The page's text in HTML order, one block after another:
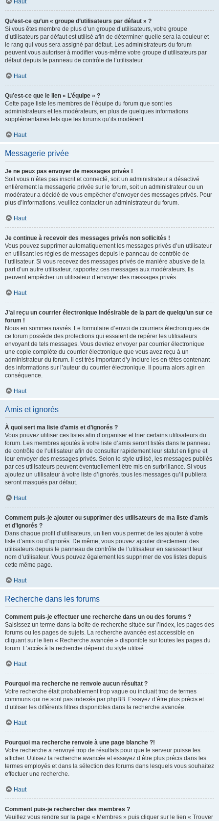
Haut
Qu’est-ce qu’un « groupe d’utilisateurs par défaut » ?
Si vous êtes membre de plus d’un groupe d’utilisateurs, votre groupe
d’utilisateurs par défaut est utilisé afin de déterminer quelle sera la couleur et
le rang qui vous sera assigné par défaut. Les administrateurs du forum
peuvent vous autoriser à modifier vous-même votre groupe d’utilisateurs par
défaut depuis le panneau de contrôle de l’utilisateur.
Haut
Qu’est-ce que le lien « L’équipe » ?
Cette page liste les membres de l’équipe du forum que sont les
administrateurs et les modérateurs, en plus de quelques informations
supplémentaires tels que les forums qu’ils modèrent.
Haut
Messagerie privée
Je ne peux pas envoyer de messages privés !
Soit vous n’êtes pas inscrit et connecté, soit un administrateur a désactivé
entièrement la messagerie privée sur le forum, soit un administrateur ou un
modérateur a décidé de vous empêcher d’envoyer des messages privés. Pour
plus d’informations, veuillez contacter un administrateur du forum.
Haut
Je continue à recevoir des messages privés non sollicités !
Vous pouvez supprimer automatiquement les messages privés d’un utilisateur
en utilisant les règles de messages depuis le panneau de contrôle de
l’utilisateur. Si vous recevez des messages privés de manière abusive de la
part d’un autre utilisateur, rapportez ces messages aux modérateurs. Ils
peuvent empêcher un utilisateur d’envoyer des messages privés.
Haut
J’ai reçu un courrier électronique indésirable de la part de quelqu’un sur ce
forum !
Nous en sommes navrés. Le formulaire d’envoi de courriers électroniques de
ce forum possède des protections qui essaient de repérer les utilisateurs
envoyant de tels messages. Vous devriez envoyer par courrier électronique
une copie complète du courrier électronique que vous avez reçu à un
administrateur du forum. Il est très important d’y inclure les en-têtes contenant
des informations sur l’auteur du courrier électronique. Il pourra alors agir en
conséquence.
Haut
Amis et ignorés
À quoi sert ma liste d’amis et d’ignorés ?
Vous pouvez utiliser ces listes afin d’organiser et trier certains utilisateurs du
forum. Les membres ajoutés à votre liste d’amis seront listés dans le panneau
de contrôle de l’utilisateur afin de consulter rapidement leur statut en ligne et
leur envoyer des messages privés. Selon le style utilisé, les messages publiés
par ces utilisateurs peuvent éventuellement être mis en surbrillance. Si vous
ajoutez un utilisateur à votre liste d’ignorés, tous les messages qu’il publiera
seront masqués par défaut.
Haut
Comment puis-je ajouter ou supprimer des utilisateurs de ma liste d’amis
et d’ignorés ?
Dans chaque profil d’utilisateurs, un lien vous permet de les ajouter à votre
liste d’amis ou d’ignorés. De même, vous pouvez ajouter directement des
utilisateurs depuis le panneau de contrôle de l’utilisateur en saisissant leur
nom d’utilisateur. Vous pouvez également les supprimer de vos listes depuis
cette même page.
Haut
Recherche dans les forums
Comment puis-je effectuer une recherche dans un ou des forums ?
Saisissez un terme dans la boîte de recherche située sur l’index, les pages des
forums ou les pages de sujets. La recherche avancée est accessible en
cliquant sur le lien « Recherche avancée » disponible sur toutes les pages du
forum. L’accès à la recherche dépend du style utilisé.
Haut
Pourquoi ma recherche ne renvoie aucun résultat ?
Votre recherche était probablement trop vague ou incluait trop de termes
communs qui ne sont pas indexés par phpBB. Essayez d’être plus précis et
d’utiliser les différents filtres disponibles dans la recherche avancée.
Haut
Pourquoi ma recherche renvoie à une page blanche ?!
Votre recherche a renvoyé trop de résultats pour que le serveur puisse les
afficher. Utilisez la recherche avancée et essayez d’être plus précis dans les
termes employés et dans la sélection des forums dans lesquels vous souhaitez
effectuer une recherche.
Haut
Comment puis-je rechercher des membres ?
Veuillez vous rendre sur la page « Membres » puis cliquer sur le lien « Trouver